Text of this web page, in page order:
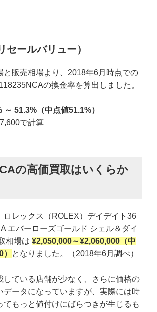
セールバリュー）
と販売相場より、2018年6月時点での
の換金率を算出しました。
～ 51.3%（中点値51.1%）
で計算
の高価買取はいくらか
ロレックス（ROLEX）デイデイト36
エバーローズゴールド シェル＆ダイ
相場は ¥2,050,000～¥2,060,000（中
となりました。（2018年6月調べ）
している店舗が少なく、さらに価格の
データになっていますが、実際には時
てもっと値付けにばらつきが生じるも